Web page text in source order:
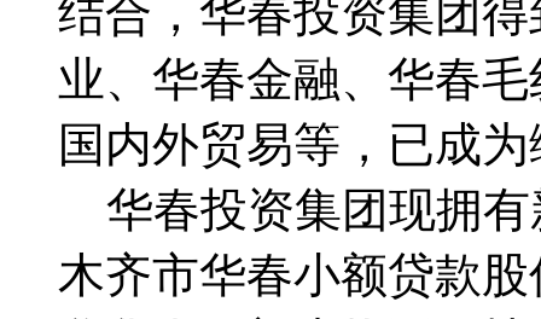
结合，华春投资集团
业、华春金融、华春
国内外贸易等，已成
华春投资集团现拥有
木齐市华春小额贷款